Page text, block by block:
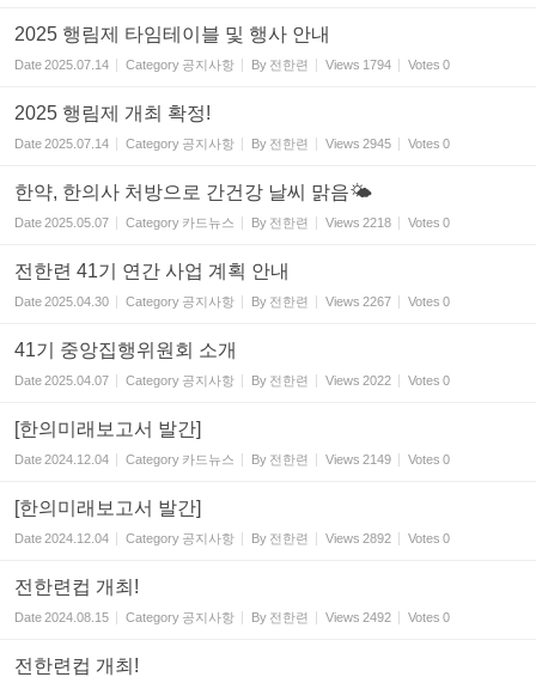
2025 행림제 타임테이블 및 행사 안내
Date2025.07.14 Category 공지사항 By 전한련 Views 1794 Votes 0
2025 행림제 개최 확정!
Date2025.07.14 Category 공지사항 By 전한련 Views 2945 Votes 0
한약, 한의사 처방으로 간건강 날씨 맑음🌤
Date2025.05.07 Category 카드뉴스 By 전한련 Views 2218 Votes 0
전한련 41기 연간 사업 계획 안내
Date2025.04.30 Category 공지사항 By 전한련 Views 2267 Votes 0
41기 중앙집행위원회 소개
Date2025.04.07 Category 공지사항 By 전한련 Views 2022 Votes 0
[한의미래보고서 발간]
Date2024.12.04 Category 카드뉴스 By 전한련 Views 2149 Votes 0
[한의미래보고서 발간]
Date2024.12.04 Category 공지사항 By 전한련 Views 2892 Votes 0
전한련컵 개최!
Date2024.08.15 Category 공지사항 By 전한련 Views 2492 Votes 0
전한련컵 개최!